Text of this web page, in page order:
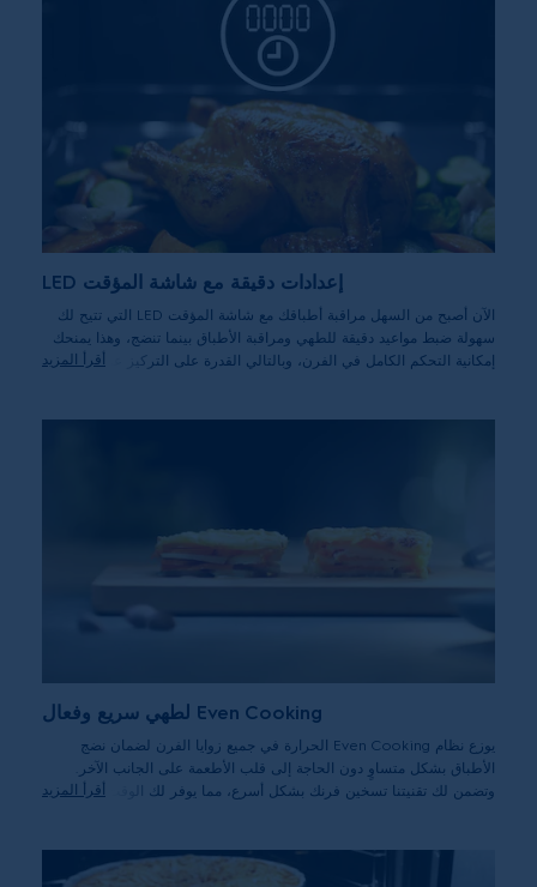
إعدادات دقيقة مع شاشة المؤقت LED
الآن أصبح من السهل مراقبة أطباقك مع شاشة المؤقت LED التي تتيح لك
سهولة ضبط مواعيد دقيقة للطهي ومراقبة الأطباق بينما تنضج، وهذا يمنحك
إمكانية التحكم الكامل في الفرن، وبالتالي القدرة على التركيز على إطلاق
أقرأ المزيد
Even Cooking لطهي سريع وفعال
يوزع نظام Even Cooking الحرارة في جميع زوايا الفرن لضمان نضج
الأطباق بشكل متساوٍ دون الحاجة إلى قلب الأطعمة على الجانب الآخر.
وتضمن لك تقنيتنا تسخين فرنك بشكل أسرع، مما يوفر لك الوقت والطاقة.
أقرأ المزيد